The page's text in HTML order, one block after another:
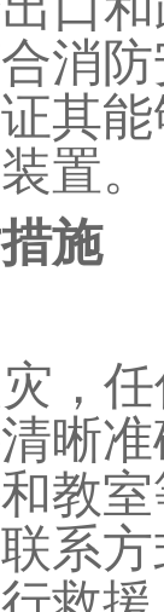
消
其
置。
施
，
晰
教
系